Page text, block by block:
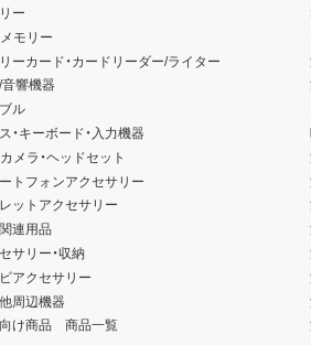
ー
モリー
ーカード・カードリーダー/ライター
響機器
ル
・キーボード・入力機器
メラ・ヘッドセット
トフォンアクセサリー
ットアクセサリー
連用品
サリー・収納
アクセサリー
周辺機器
け商品 商品一覧